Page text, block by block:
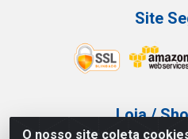
O nosso site coleta
Site
Loja /